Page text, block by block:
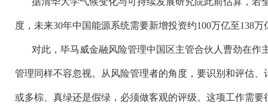
度，未来30年中国能源系统需要新增投资约100万亿至138万
对此，毕马威金融风险管理中国区主管合伙人曹劲在作
管理同样不容忽视。从风险管理者的角度，要识别和评估
或多棕、真绿还是假绿，必须做客观的评级。这项工作需